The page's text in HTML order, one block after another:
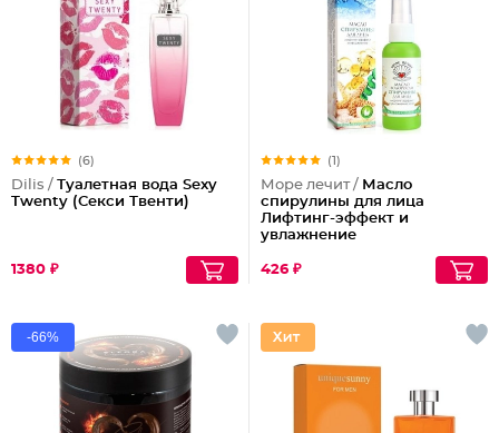
(6)
Dilis / Туалетная вода Sexy
Twenty (Секси Твенти)
1380 ₽
(1)
Море лечит / Масло
спирулины для лица
Лифтинг-эффект и
увлажнение
426 ₽
-66%